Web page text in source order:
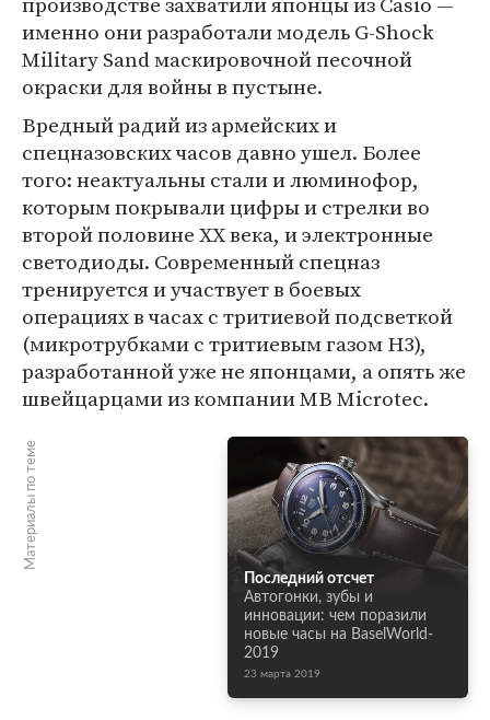
именно они разработали модель G-Shock
Military Sand маскировочной песочной
окраски для войны в пустыне.
Вредный радий из армейских и
спецназовских часов давно ушел. Более
того: неактуальны стали и люминофор,
которым покрывали цифры и стрелки во
второй половине ХХ века, и электронные
светодиоды. Современный спецназ
тренируется и участвует в боевых
операциях в часах с тритиевой подсветкой
(микротрубками с тритиевым газом H3),
разработанной уже не японцами, а опять же
швейцарцами из компании MB Microtec.
Материалы по теме
Последний отсчет
Автогонки, зубы и
инновации: чем поразили
новые часы на BaselWorld-
2019
23 марта 2019